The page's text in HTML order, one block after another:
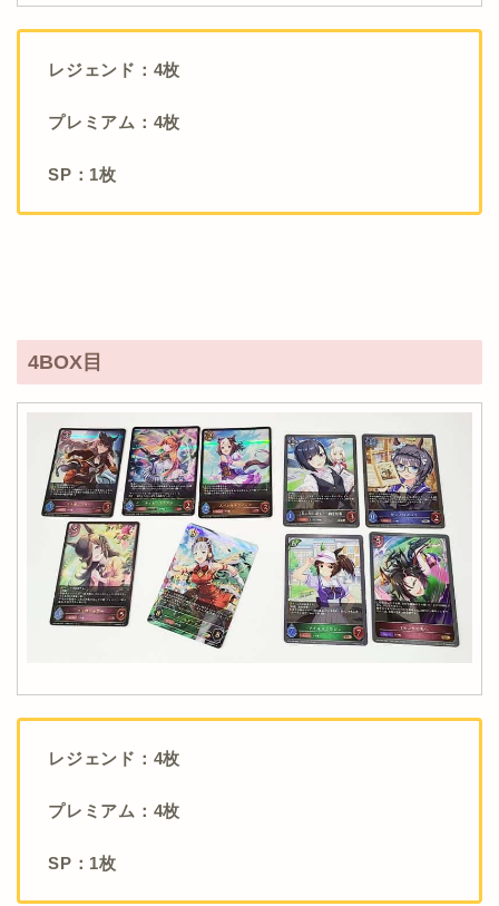
レジェンド：4枚
プレミアム：4枚
SP：1枚
4BOX目
レジェンド：4枚
プレミアム：4枚
SP：1枚